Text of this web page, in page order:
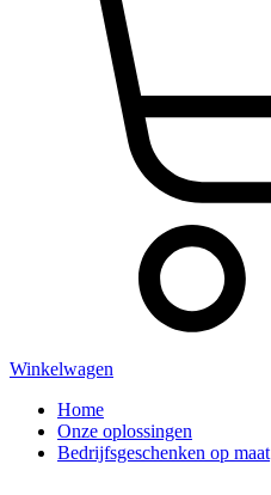
Winkelwagen
Home
Onze oplossingen
Bedrijfsgeschenken op maat